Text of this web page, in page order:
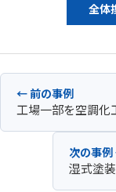
全体
← 前の事例
工場一部を空調
次の事
湿式塗